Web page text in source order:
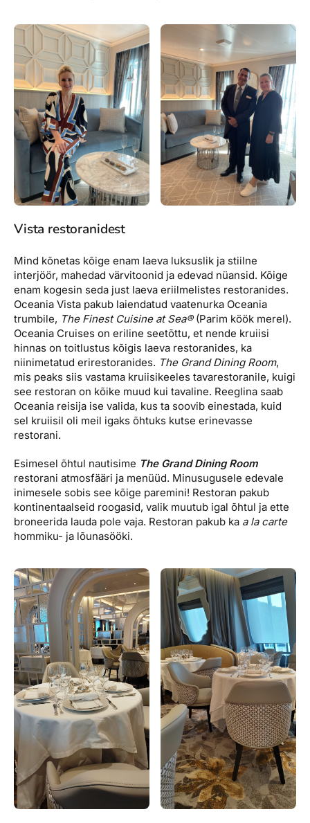
Vista restoranidest
Mind kõnetas kõige enam laeva luksuslik ja stiilne
interjöör, mahedad värvitoonid ja edevad nüansid. Kõige
enam kogesin seda just laeva eriilmelistes restoranides.
Oceania Vista pakub laiendatud vaatenurka Oceania
trumbile, The Finest Cuisine at Sea®(Parim köök merel).
Oceania Cruises on eriline seetõttu, et nende kruiisi
hinnas on toitlustus kõigis laeva restoranides, ka
niinimetatud erirestoranides. The Grand Dining Room,
mis peaks siis vastama kruiisikeeles tavarestoranile, kuigi
see restoran on kõike muud kui tavaline. Reeglina saab
Oceania reisija ise valida, kus ta soovib einestada, kuid
sel kruiisil oli meil igaks õhtuks kutse erinevasse
restorani.
Esimesel õhtul nautisime The Grand Dining Room
restorani atmosfääri ja menüüd. Minusugusele edevale
inimesele sobis see kõige paremini! Restoran pakub
kontinentaalseid roogasid, valik muutub igal õhtul ja ette
broneerida lauda pole vaja. Restoran pakub ka a la carte
hommiku- ja lõunasööki.